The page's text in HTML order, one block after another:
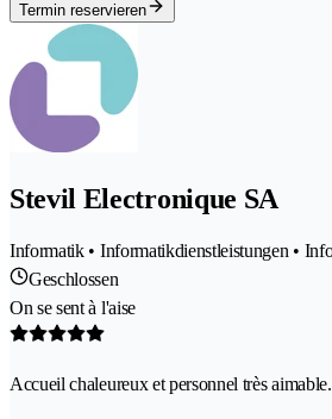
Termin reservieren
Stevil Electronique SA
Informatik • Informatikdienstleistungen •
Geschlossen
On se sent à l'aise
Accueil chaleureux et personnel très